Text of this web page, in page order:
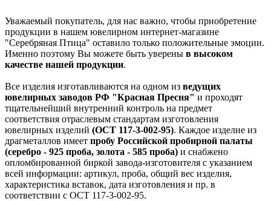
Уважаемый покупатель, для нас важно, чтобы приобретение
продукции в нашем ювелирном интернет-магазине
"Серебряная Птица" оставило только положительные эмоции.
Именно поэтому Вы можете быть уверены в высоком
качестве нашей продукции.
Все изделия изготавливаются на одном из ведущих
ювелирных заводов РФ "Красная Пресня" и проходят
тщательнейший внутренний контроль на предмет
соответствия отраслевым стандартам изготовления
ювелирных изделий (ОСТ 117-3-002-95). Каждое изделие из
драгметаллов имеет пробу Российской пробирной палаты
(серебро - 925 проба, золота - 585 проба) и снабжено
опломбированной биркой завода-изготовителя с указанием
всей информации: артикул, проба, общий вес изделия,
характеристика вставок, дата изготовления и пр. в
соответствии с ОСТ 117-3-002-95.